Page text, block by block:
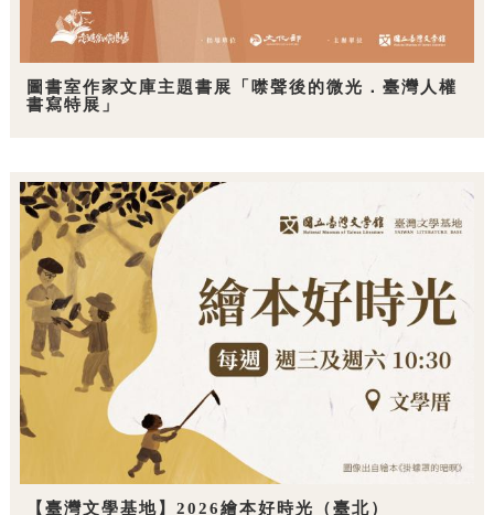
圖書室作家文庫主題書展「噤聲後的微光．臺灣人權
書寫特展」
【臺灣文學基地】2026繪本好時光（臺北）